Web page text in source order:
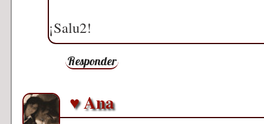
¡Salu2!
Responder
♥ Ana